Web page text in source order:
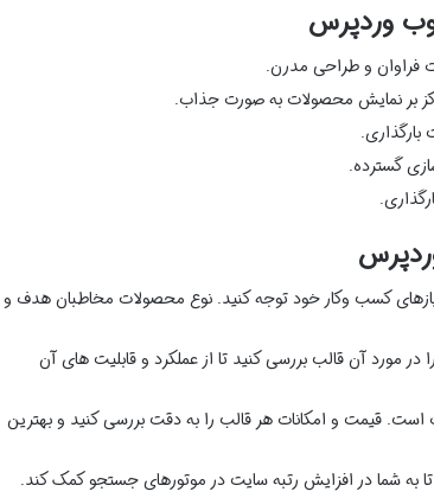
وردپرس
فراوان و طراحی مدرن.
بر نمایش محصولات به صورت جذاب.
بارگذاری.
گسترده.
کسب وکار خود توجه کنید. نوع محصولات مخاطبان هدف و
در مورد آن قالب بررسی کنید تا از عملکرد و قابلیت های آن
قیمت و امکانات هر قالب را به دقت بررسی کنید و بهترین
به شما در افزایش رتبه سایت در موتورهای جستجو کمک کند.